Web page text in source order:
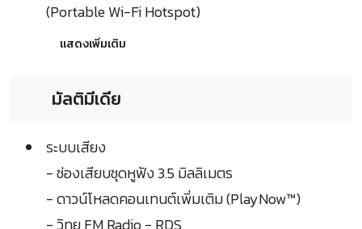
(Portable Wi-Fi Hotspot)
แสดงเพิ่มเติม
มัลติมีเดีย
ระบบเสียง
- ช่องเสียบชุดหูฟัง 3.5 มิลลิเมตร
- ดาวน์โหลดคอนเทนต์เพิ่มเติม (PlayNow™)